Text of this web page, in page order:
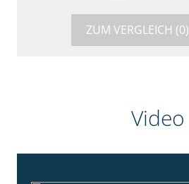
ZUM VERGLEICH (0)
Video